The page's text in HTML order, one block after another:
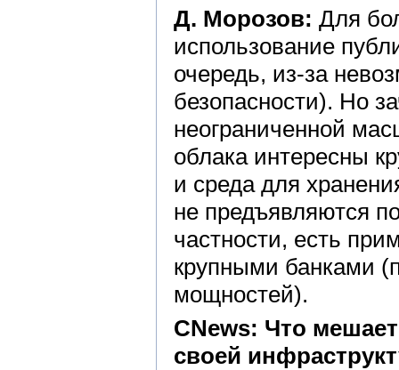
Д. Морозов: Для
использование
очередь, из-за
безопасности). Но
неограниченной
облака интересны
и среда для
не предъявляются
частности, есть
крупными банками
мощностей).
CNews: Что
своей